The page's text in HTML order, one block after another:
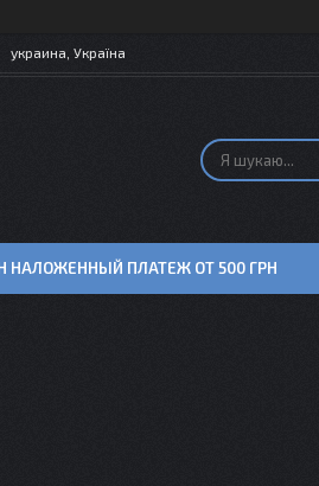
украина, Україна
НАЛОЖЕННЫЙ ПЛАТЕЖ ОТ 500 ГРН